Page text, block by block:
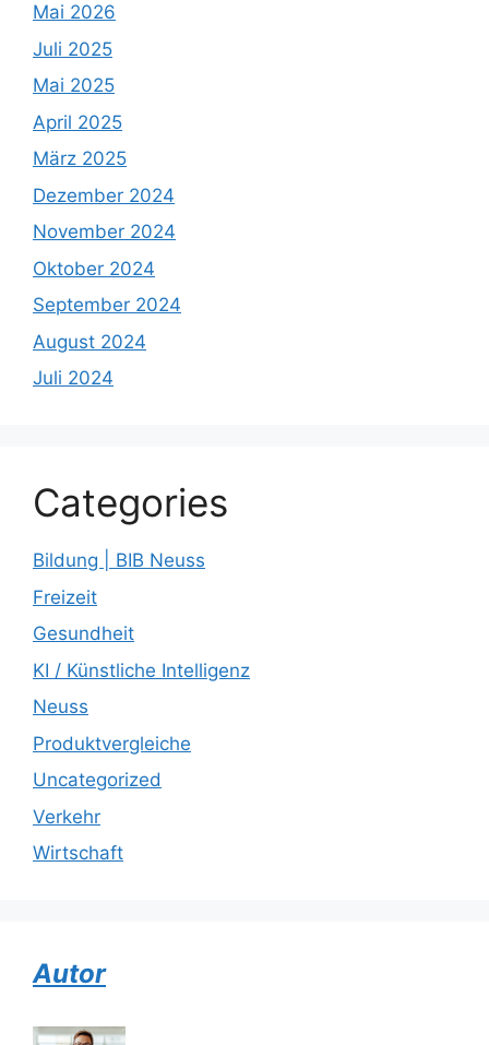
Mai 2026
Juli 2025
Mai 2025
April 2025
März 2025
Dezember 2024
November 2024
Oktober 2024
September 2024
August 2024
Juli 2024
Categories
Bildung | BIB Neuss
Freizeit
Gesundheit
KI / Künstliche Intelligenz
Neuss
Produktvergleiche
Uncategorized
Verkehr
Wirtschaft
Autor